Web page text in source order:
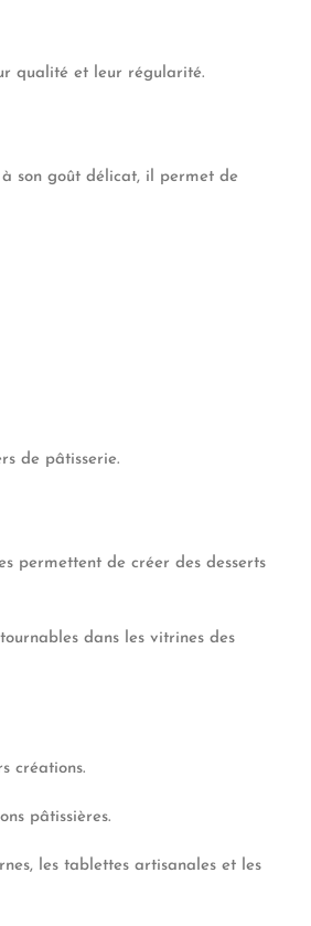
qualité et leur régularité.
son goût délicat, il permet de
de pâtisserie.
permettent de créer des desserts
dans les vitrines des
créations.
pâtissières.
les tablettes artisanales et les